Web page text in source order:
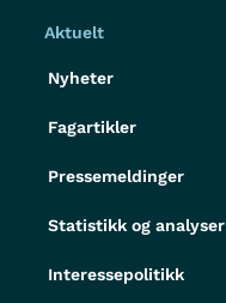
Aktuelt
Nyheter
Fagartikler
Pressemeldinger
Statistikk og analyser
Interessepolitikk